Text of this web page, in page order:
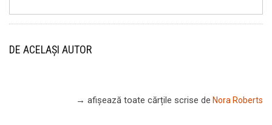
DE ACELAȘI AUTOR
→ afișează toate cărțile scrise de Nora Roberts